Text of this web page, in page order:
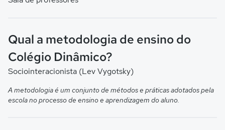
Qual a metodologia de ensino do
Colégio Dinâmico?
Sociointeracionista (Lev Vygotsky)
A metodologia é um conjunto de métodos e práticas adotados pela
escola no processo de ensino e aprendizagem do aluno.